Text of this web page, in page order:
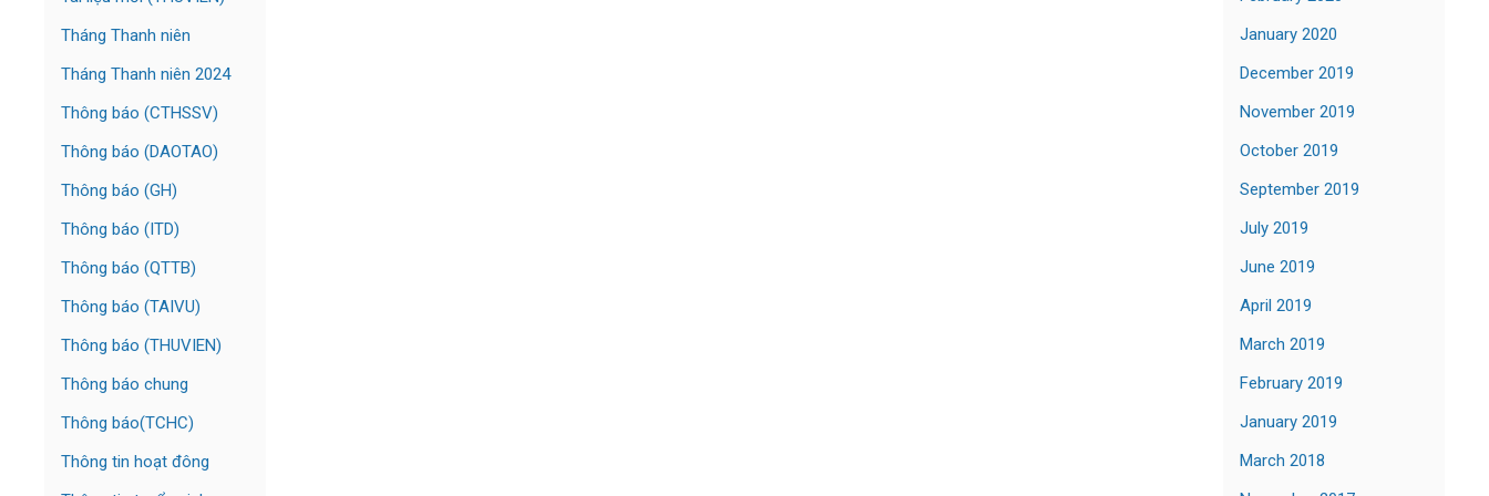
Tháng Thanh niên
Tháng Thanh niên 2024
Thông báo (CTHSSV)
Thông báo (DAOTAO)
Thông báo (GH)
Thông báo (ITD)
Thông báo (QTTB)
Thông báo (TAIVU)
Thông báo (THUVIEN)
Thông báo chung
Thông báo(TCHC)
Thông tin hoạt đông
January 2020
December 2019
November 2019
October 2019
September 2019
July 2019
June 2019
April 2019
March 2019
February 2019
January 2019
March 2018